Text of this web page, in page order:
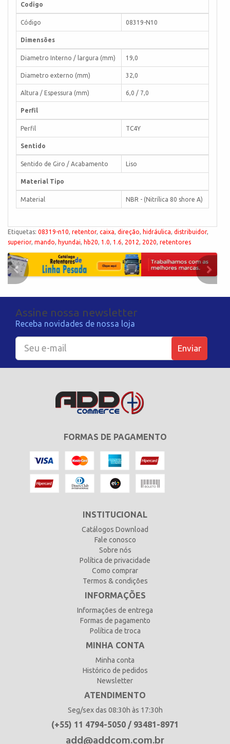
Codigo
Código 08319-N10
Dimensões
Diametro Interno / largura (mm) 19,0
Diametro externo (mm) 32,0
Altura / Espessura (mm) 6,0 / 7,0
Perfil
Perfil TC4Y
Sentido
Sentido de Giro / Acabamento Liso
Material Tipo
Material NBR - (Nitrílica 80 shore A)
Etiquetas: 08319-n10, retentor, caixa, direção, hidráulica, distribuidor,
superior, mando, hyundai, hb20, 1.0, 1.6, 2012, 2020, retentores
Assine nossa newsletter
Receba novidades de nossa loja
Enviar
FORMAS DE PAGAMENTO
INSTITUCIONAL
Catálogos Download
Fale conosco
Sobre nós
Política de privacidade
Como comprar
Termos & condições
INFORMAÇÕES
Informações de entrega
Formas de pagamento
Política de troca
MINHA CONTA
Minha conta
Histórico de pedidos
Newsletter
ATENDIMENTO
Seg/sex das 08:30h às 17:30h
(+55) 11 4794-5050 / 93481-8971